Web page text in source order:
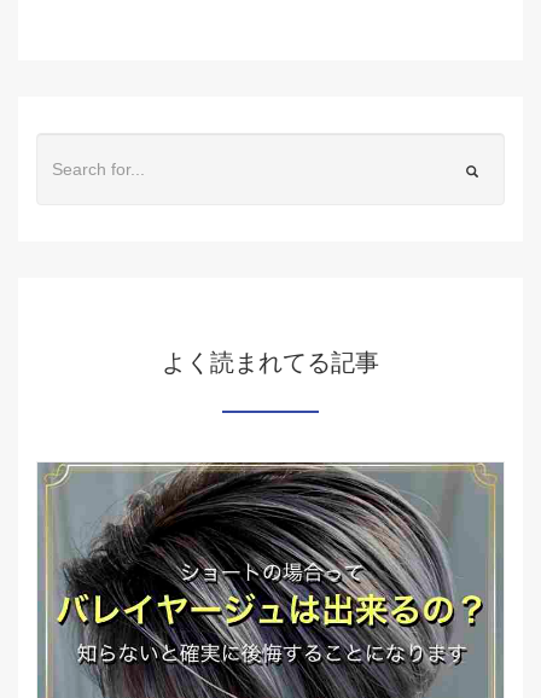
よく読まれてる記事